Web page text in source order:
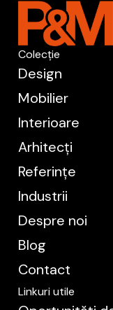
Colecție
Design
Mobilier
Interioare
Arhitecți
Referințe
Industrii
Despre noi
Blog
Contact
Linkuri utile